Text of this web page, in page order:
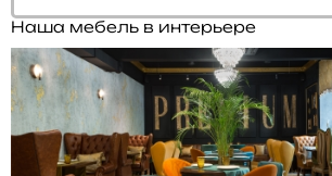
Наша мебель в интерьере